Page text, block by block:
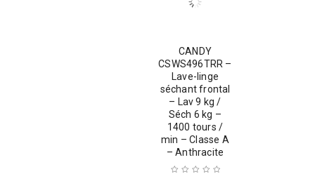
CANDY
CSWS496TRR –
Lave-linge
séchant frontal
– Lav 9 kg /
Séch 6 kg –
1400 tours /
min – Classe A
– Anthracite